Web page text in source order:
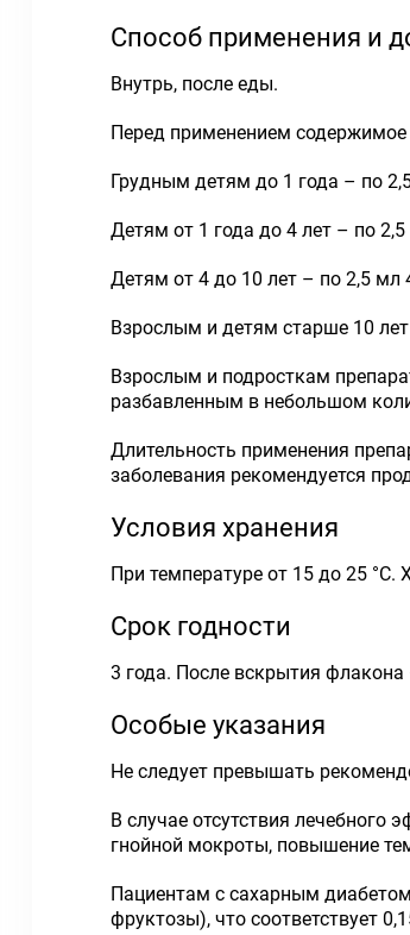
Способ применения и
Внутрь, после еды.
Перед применением
Грудным детям до 1 года – по
Детям от 1 года до 4 лет – по
Детям от 4 до 10 лет – по 2,5 мл
Взрослым и детям старше 10
Взрослым и подросткам
разбавленным в небольшом
Длительность применения
заболевания рекомендуется
Условия хранения
При температуре от 15 до 25 °С.
Срок годности
3 года. После вскрытия флакона
Особые указания
Не следует превышать
В случае отсутствия лечебного
гнойной мокроты, повышение
Пациентам с сахарным
фруктозы), что соответствует